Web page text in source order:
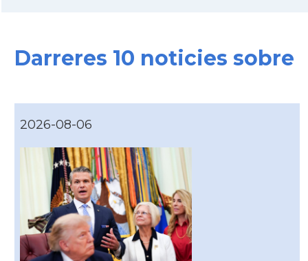
Darreres 10 noticies sobre
2026-08-06